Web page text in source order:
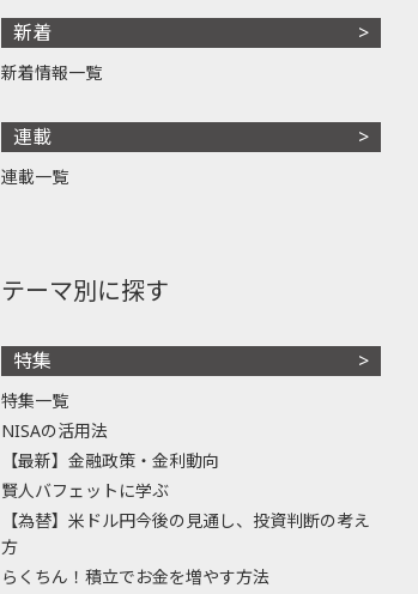
新着
新着情報一覧
連載
連載一覧
テーマ別に探す
特集
特集一覧
NISAの活用法
【最新】金融政策・金利動向
賢人バフェットに学ぶ
【為替】米ドル円今後の見通し、投資判断の考え
方
らくちん！積立でお金を増やす方法